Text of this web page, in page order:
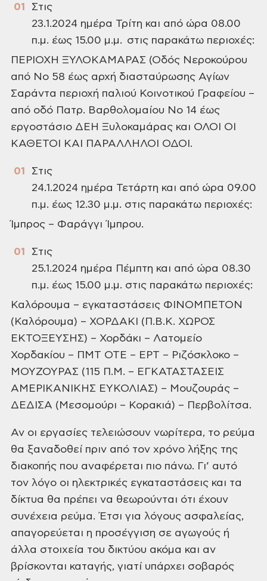
Στις
23.1.2024 ημέρα Τρίτη και από ώρα 08.00
π.μ. έως 15.00 μ.μ. στις παρακάτω περιοχές:
ΠΕΡΙΟΧΗ ΞΥΛΟΚΑΜΑΡΑΣ (Οδός Νεροκούρου
από Νο 58 έως αρχή διασταύρωσης Αγίων
Σαράντα περιοχή παλιού Κοινοτικού Γραφείου –
από οδό Πατρ. Βαρθολομαίου Νο 14 έως
εργοστάσιο ΔΕΗ Ξυλοκαμάρας και ΟΛΟΙ ΟΙ
ΚΑΘΕΤΟΙ ΚΑΙ ΠΑΡΑΛΛΗΛΟΙ ΟΔΟΙ.
Στις
24.1.2024 ημέρα Τετάρτη και από ώρα 09.00
π.μ. έως 12.30 μ.μ. στις παρακάτω περιοχές:
Ίμπρος – Φαράγγι Ίμπρου.
Στις
25.1.2024 ημέρα Πέμπτη και από ώρα 08.30
π.μ. έως 15.00 μ.μ. στις παρακάτω περιοχές:
Καλόρουμα – εγκαταστάσεις ΦΙΝΟΜΠΕΤΟΝ
(Καλόρουμα) – ΧΟΡΔΑΚΙ (Π.Β.Κ. ΧΩΡΟΣ
ΕΚΤΟΞΕΥΣΗΣ) – Χορδάκι – Λατομείο
Χορδακίου – ΠΜΤ ΟΤΕ – ΕΡΤ – Ριζόσκλοκο –
ΜΟΥΖΟΥΡΑΣ (115 Π.Μ. – ΕΓΚΑΤΑΣΤΑΣΕΙΣ
ΑΜΕΡΙΚΑΝΙΚΗΣ ΕΥΚΟΛΙΑΣ) – Μουζουράς –
ΔΕΔΙΣΑ (Μεσομούρι – Κορακιά) – Περβολίτσα.
Αν οι εργασίες τελειώσουν νωρίτερα, το ρεύμα
θα ξαναδοθεί πριν από τον χρόνο λήξης της
διακοπής που αναφέρεται πιο πάνω. Γι’ αυτό
τον λόγο οι ηλεκτρικές εγκαταστάσεις και τα
δίκτυα θα πρέπει να θεωρούνται ότι έχουν
συνέχεια ρεύμα. Έτσι για λόγους ασφαλείας,
απαγορεύεται η προσέγγιση σε αγωγούς ή
άλλα στοιχεία του δικτύου ακόμα και αν
βρίσκονται καταγής, γιατί υπάρχει σοβαρός